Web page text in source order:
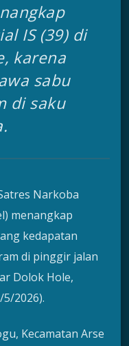
IS (39) di
karena
sabu
di saku
Narkoba
menangkap
kedapatan
di pinggir jalan
Dolok Hole,
2026).
Kecamatan Arse